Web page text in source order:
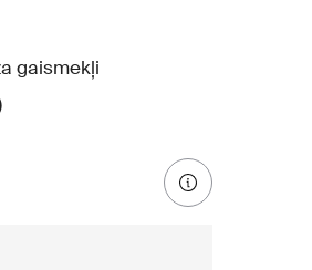
gaismekļi